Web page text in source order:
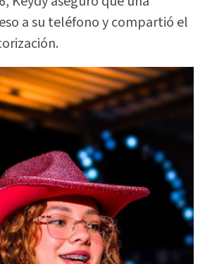
a su teléfono y compartió el